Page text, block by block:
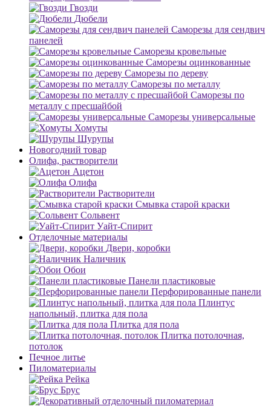
Гвозди
Дюбели
Саморезы для сендвич
панелей
Саморезы кровельные
Саморезы оцинкованные
Саморезы по дереву
Саморезы по металлу
Саморезы по
металлу с пресшайбой
Саморезы универсальные
Хомуты
Шурупы
Новогодний товар
Олифа, растворители
Ацетон
Олифа
Растворители
Смывка старой краски
Сольвент
Уайт-Спирит
Отделочные материалы
Двери, коробки
Наличник
Обои
Панели пластиковые
Перфорированные панели
Плинтус
напольный, плитка для пола
Плитка для пола
Плитка потолочная,
потолок
Печное литье
Пиломатериалы
Рейка
Брус